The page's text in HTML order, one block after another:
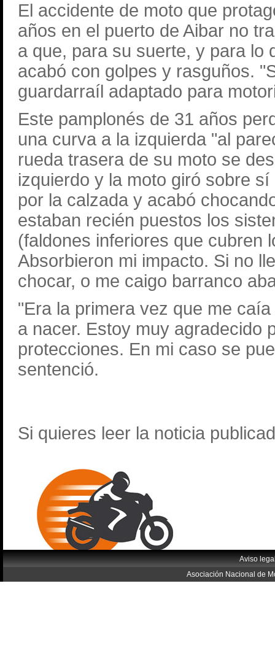
El accidente de moto que
años en el puerto de Aibar no
a que, para su suerte, y para lo
acabó con golpes y rasguños.
guardarraíl adaptado para
Este pamplonés de 31 años
una curva a la izquierda "al
rueda trasera de su moto se
izquierdo y la moto giró sobre
por la calzada y acabó
estaban recién puestos los
(faldones inferiores que cubren
Absorbieron mi impacto. Si no
chocar, o me caigo barranco
"Era la primera vez que me
a nacer. Estoy muy agradecido
protecciones. En mi caso se
sentenció.
Si quieres leer la noticia
Aviso
Asociación Nacional de